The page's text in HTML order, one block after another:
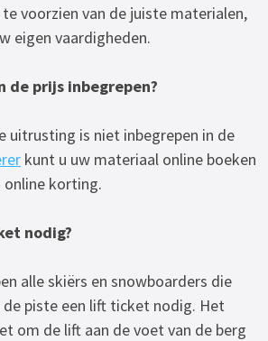
voorzien van de juiste materialen,
eigen vaardigheden.
de prijs inbegrepen?
uitrusting is niet inbegrepen in de
kunt u uw materiaal online boeken
online korting.
nodig?
alle skiërs en snowboarders die
de piste een lift ticket nodig. Het
om de lift aan de voet van de berg